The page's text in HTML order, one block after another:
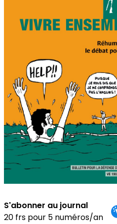
S'abonner au journal
20 frs pour 5 numéros/an